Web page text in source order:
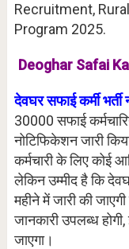
Recruitment,
Program 2025.
Deoghar Safai
देवघर सफाई कर्मी भर्ती
30000 सफाई
नोटिफिकेशन जारी
कर्मचारी के लिए कोई
लेकिन उम्मीद है कि
महीने में जारी की
जानकारी उपलब्ध
जाएगा।